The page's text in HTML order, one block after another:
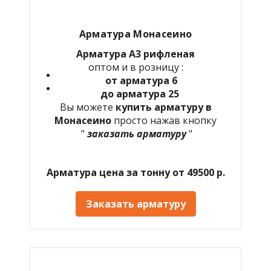
Арматура Монасеино
Арматура А3 рифленая
оптом и в розницу :
от арматура 6
до арматура 25
Вы можете купить арматуру в
Монасеино просто нажав кнопку
" заказать арматуру"
Арматура цена за тонну от 49500 р.
Заказать арматуру